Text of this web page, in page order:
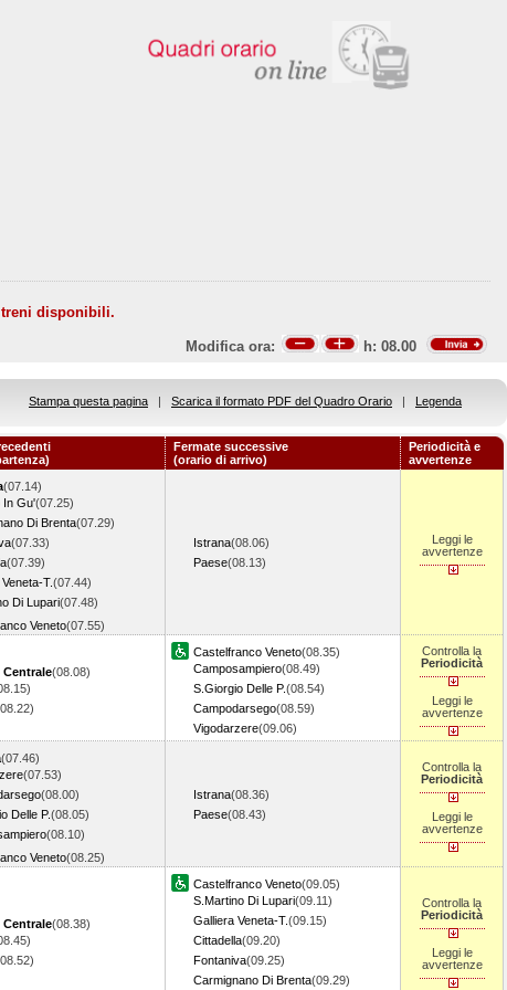
disponibili.
Modifica ora: h: 08.00
Stampa questa pagina | Scarica il formato PDF del Quadro Orario | Legenda
Fermate successive
(orario di arrivo)
Periodicità e
avvertenze
(07.14)
In Gu'(07.25)
Di Brenta(07.29)
(07.33)
(07.39)
T.(07.44)
Di Lupari(07.48)
Veneto(07.55)
Istrana(08.06)
Paese(08.13)
Leggi le
avvertenze
Centrale(08.08)
Castelfranco Veneto(08.35)
Camposampiero(08.49)
S.Giorgio Delle P.(08.54)
Campodarsego(08.59)
Vigodarzere(09.06)
Controlla la
Periodicità
Leggi le
avvertenze
(07.46)
(07.53)
(08.00)
Delle P.(08.05)
(08.10)
Veneto(08.25)
Istrana(08.36)
Paese(08.43)
Controlla la
Periodicità
Leggi le
avvertenze
Centrale(08.38)
Castelfranco Veneto(09.05)
S.Martino Di Lupari(09.11)
Galliera Veneta-T.(09.15)
Cittadella(09.20)
Fontaniva(09.25)
Carmignano Di Brenta(09.29)
Controlla la
Periodicità
Leggi le
avvertenze